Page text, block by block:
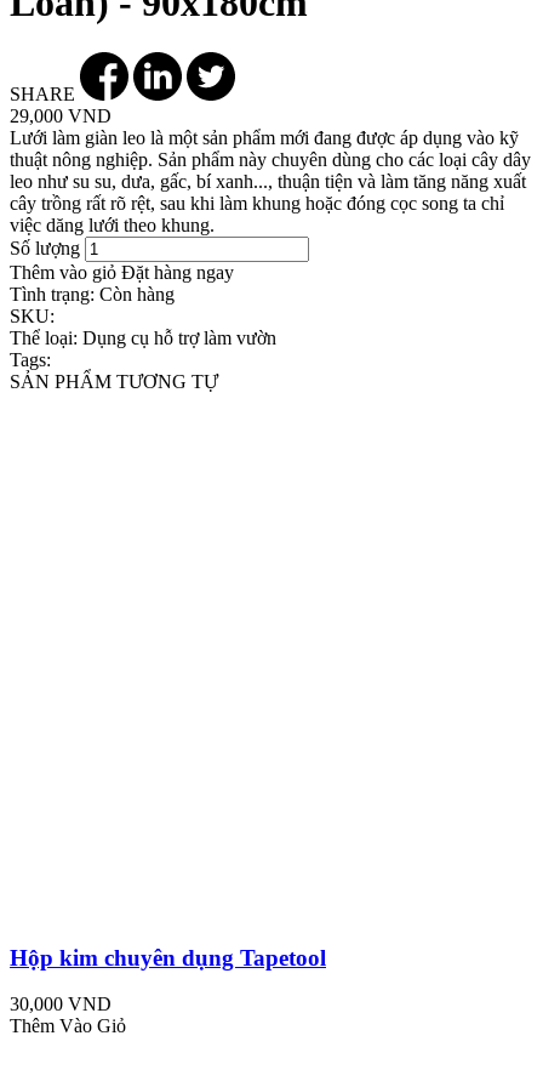
SHARE
29,000 VND
Lưới làm giàn leo là một sản phẩm mới đang được áp dụng vào kỹ
thuật nông nghiệp. Sản phẩm này chuyên dùng cho các loại cây dây
leo như su su, dưa, gấc, bí xanh..., thuận tiện và làm tăng năng xuất
cây trồng rất rõ rệt, sau khi làm khung hoặc đóng cọc song ta chỉ
việc dăng lưới theo khung.
Số lượng
Thêm vào giỏ Đặt hàng ngay
Tình trạng: Còn hàng
SKU:
Thể loại: Dụng cụ hỗ trợ làm vườn
Tags:
SẢN PHẨM TƯƠNG TỰ
Hộp kim chuyên dụng Tapetool
30,000 VND
Thêm Vào Giỏ